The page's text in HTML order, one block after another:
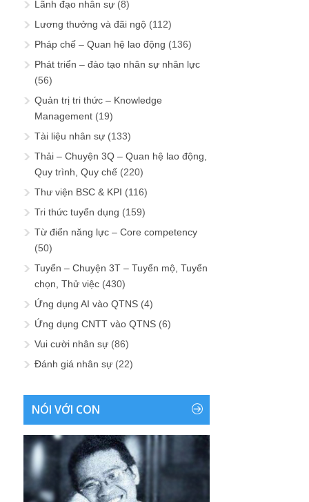
Lãnh đạo nhân sự (8)
Lương thưởng và đãi ngộ (112)
Pháp chế – Quan hệ lao động (136)
Phát triển – đào tạo nhân sự nhân lực
(56)
Quản trị tri thức – Knowledge
Management (19)
Tài liệu nhân sự (133)
Thải – Chuyện 3Q – Quan hệ lao động,
Quy trình, Quy chế (220)
Thư viện BSC & KPI (116)
Tri thức tuyển dụng (159)
Từ điển năng lực – Core competency
(50)
Tuyển – Chuyện 3T – Tuyển mộ, Tuyển
chọn, Thử việc (430)
Ứng dụng AI vào QTNS (4)
Ứng dụng CNTT vào QTNS (6)
Vui cười nhân sự (86)
Đánh giá nhân sự (22)
NÓI VỚI CON